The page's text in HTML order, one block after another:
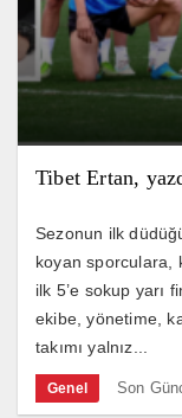
Tibet Ertan,
Sezonun ilk
koyan sporculara,
ilk 5’e sokup yarı
ekibe, yönetime,
takımı yalnız...
Genel Son